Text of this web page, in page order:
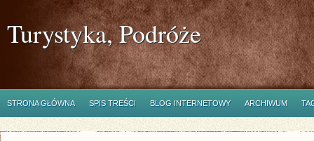
Turystyka, Podróże
STRONA GŁÓWNA SPIS TREŚCI BLOG INTERNETOWY ARCHIWUM